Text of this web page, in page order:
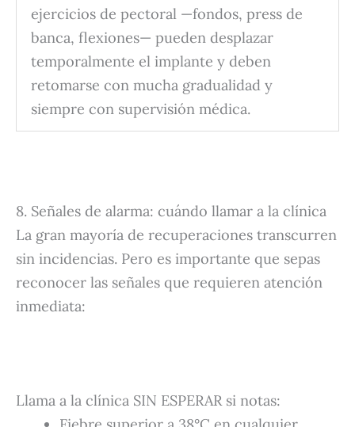
ejercicios de pectoral —fondos, press de
banca, flexiones— pueden desplazar
temporalmente el implante y deben
retomarse con mucha gradualidad y
siempre con supervisión médica.
8. Señales de alarma: cuándo llamar a la clínica
La gran mayoría de recuperaciones transcurren
sin incidencias. Pero es importante que sepas
reconocer las señales que requieren atención
inmediata:
Llama a la clínica SIN ESPERAR si notas: